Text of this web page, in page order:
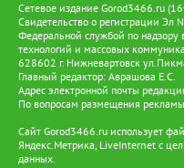
Сетевое издание Gorod3466.ru
Свидетельство о регистрации
Федеральной службой по
технологий и массовых
628602 г. Нижневартовск
Главный редактор: Аврашова Е.С.
Адрес электронной почты
По вопросам размещения
Сайт Gorod3466.ru использует
Яндекс.Метрика, LiveInternet с
данных.